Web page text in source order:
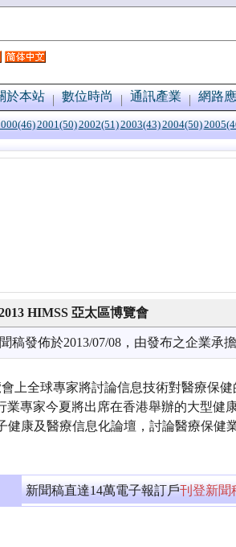
於本站 數位時尚 通訊產業 網路
2001(50)2002(51)2003(43)2004(50)
HIMSS 亞太區博覽會
稿發佈於2013/07/08，由發布之企業承
上全球專家將討論信息技術對醫療保
業專家今夏將出席在香港舉辦的大型健
健康及醫療信息化論壇，討論醫療保健
新聞稿直達14萬電子報訂戶刊登新聞